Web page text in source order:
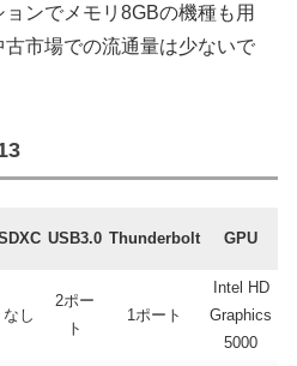
ンでメモリ8GBの機種も用
市場での流通量は少ないで
USB3.0 Thunderbolt GPU
なし
2ポー
ト
1ポート
Intel HD
Graphics
5000